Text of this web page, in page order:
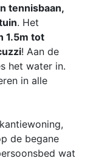
tennisbaan,
. Het
1.5m tot
! Aan de
het water in.
in alle
de begane
wat